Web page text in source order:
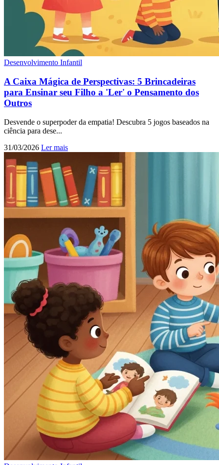
Desenvolvimento Infantil
A Caixa Mágica de Perspectivas: 5 Brincadeiras
para Ensinar seu Filho a 'Ler' o Pensamento dos
Outros
Desvende o superpoder da empatia! Descubra 5 jogos baseados na
ciência para dese...
31/03/2026 Ler mais